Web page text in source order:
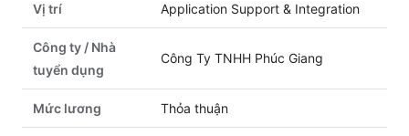
Vị trí Application Support & Integration
Công ty / Nhà
tuyển dụng
Công Ty TNHH Phúc Giang
Mức lương Thỏa thuận